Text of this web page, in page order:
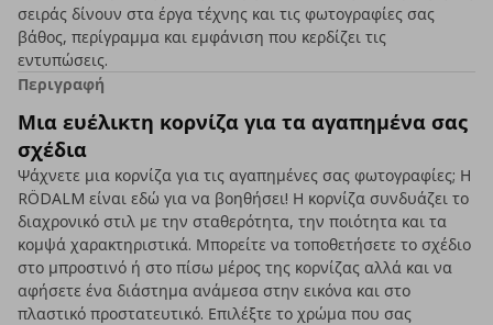
σειράς δίνουν στα έργα τέχνης και τις φωτογραφίες σας
βάθος, περίγραμμα και εμφάνιση που κερδίζει τις
εντυπώσεις.
Περιγραφή
Μια ευέλικτη κορνίζα για τα αγαπημένα σας
σχέδια
Ψάχνετε μια κορνίζα για τις αγαπημένες σας φωτογραφίες; Η
RÖDALM είναι εδώ για να βοηθήσει! Η κορνίζα συνδυάζει το
διαχρονικό στιλ με την σταθερότητα, την ποιότητα και τα
κομψά χαρακτηριστικά. Μπορείτε να τοποθετήσετε το σχέδιο
στο μπροστινό ή στο πίσω μέρος της κορνίζας αλλά και να
αφήσετε ένα διάστημα ανάμεσα στην εικόνα και στο
πλαστικό προστατευτικό. Επιλέξτε το χρώμα που σας